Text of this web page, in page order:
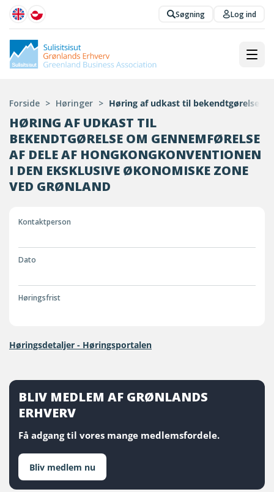
Søgning Log ind
Forside > Høringer > Høring af udkast til bekendtgørelse
HØRING AF UDKAST TIL
BEKENDTGØRELSE OM GENNEMFØRELSE
AF DELE AF HONGKONGKONVENTIONEN
I DEN EKSKLUSIVE ØKONOMISKE ZONE
VED GRØNLAND
Kontaktperson
Dato
Høringsfrist
Høringsdetaljer - Høringsportalen
BLIV MEDLEM AF GRØNLANDS
ERHVERV
Få adgang til vores mange medlemsfordele.
Bliv medlem nu